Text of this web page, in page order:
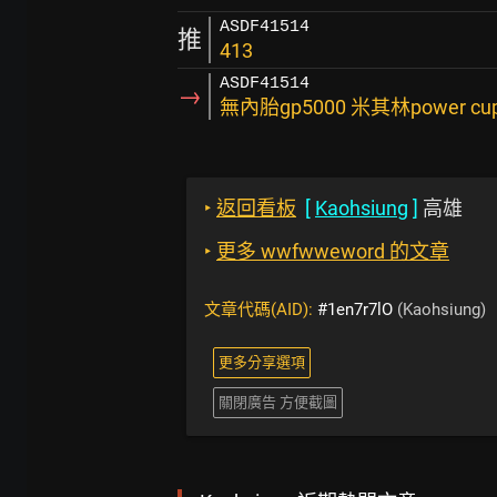
推 ASDF41514
413
→ ASDF41514
無內胎gp5000 米其林power
‣ 返回看板 [ Kaohsiung ] 高雄
‣ 更多 wwfwweword 的文章
文章代碼(AID): #1en7r7lO (Kaohsiung)
更多分享選項
關閉廣告 方便截圖